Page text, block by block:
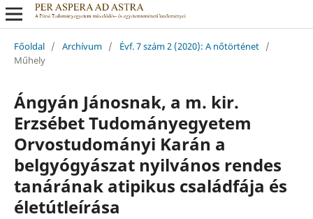
Főoldal / Archívum / Évf. 7 szám 2 (2020): A nőtörténet /
Műhely
Ángyán Jánosnak, a m. kir.
Erzsébet Tudományegyetem
Orvostudományi Karán a
belgyógyászat nyilvános rendes
tanárának atipikus családfája és
életútleírása